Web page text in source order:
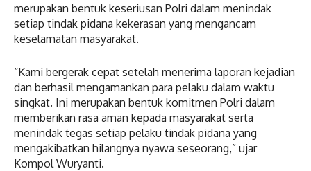
merupakan bentuk keseriusan Polri dalam menindak
setiap tindak pidana kekerasan yang mengancam
keselamatan masyarakat.
“Kami bergerak cepat setelah menerima laporan kejadian
dan berhasil mengamankan para pelaku dalam waktu
singkat. Ini merupakan bentuk komitmen Polri dalam
memberikan rasa aman kepada masyarakat serta
menindak tegas setiap pelaku tindak pidana yang
mengakibatkan hilangnya nyawa seseorang,” ujar
Kompol Wuryanti.